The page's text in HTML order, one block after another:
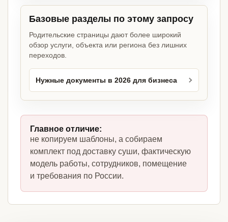
Базовые разделы по этому запросу
Родительские страницы дают более широкий
обзор услуги, объекта или региона без лишних
переходов.
Нужные документы в 2026 для бизнеса
Главное отличие:
не копируем шаблоны, а собираем
комплект под доставку суши, фактическую
модель работы, сотрудников, помещение
и требования по России.